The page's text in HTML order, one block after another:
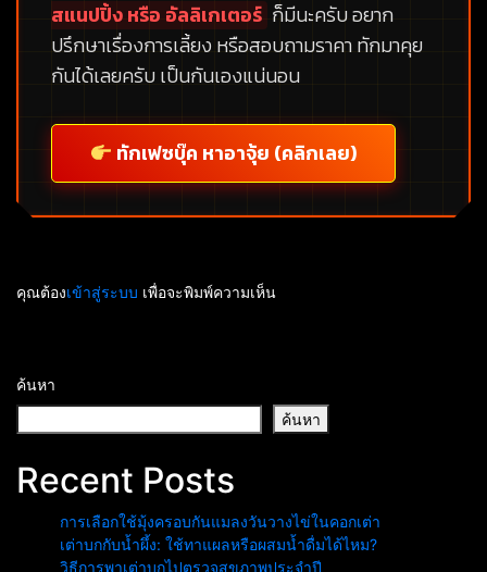
สแนปปิ้ง หรือ อัลลิเกเตอร์ ก็มีนะครับ อยาก
ปรึกษาเรื่องการเลี้ยง หรือสอบถามราคา ทักมาคุย
กันได้เลยครับ เป็นกันเองแน่นอน
ทักเฟซบุ๊ค หาอาจุ้ย (คลิกเลย)
คุณต้องเข้าสู่ระบบ เพื่อจะพิมพ์ความเห็น
ค้นหา
ค้นหา
Recent Posts
การเลือกใช้มุ้งครอบกันแมลงวันวางไข่ในคอกเต่า
เต่าบกกับน้ำผึ้ง: ใช้ทาแผลหรือผสมน้ำดื่มได้ไหม?
วิธีการพาเต่าบกไปตรวจสุขภาพประจำปี